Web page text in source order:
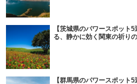
【茨城県のパワースポット
る、静かに効く関東の祈り
【群馬県のパワースポット